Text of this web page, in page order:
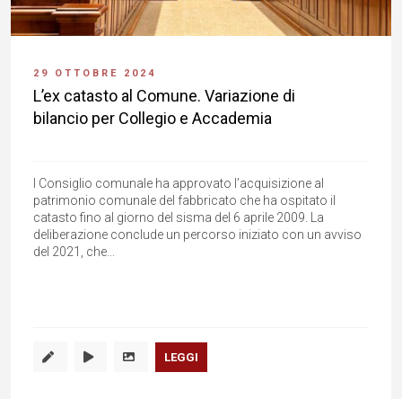
29 OTTOBRE 2024
L’ex catasto al Comune. Variazione di
bilancio per Collegio e Accademia
l Consiglio comunale ha approvato l’acquisizione al
patrimonio comunale del fabbricato che ha ospitato il
catasto fino al giorno del sisma del 6 aprile 2009. La
deliberazione conclude un percorso iniziato con un avviso
del 2021, che...
LEGGI